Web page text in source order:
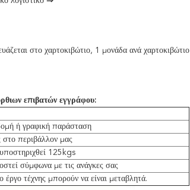
στο χαρτοκιβώτιο, 1 μονάδα ανά χαρτοκιβώτιο
επιβατών εγγράφου:
ή γραφική παράσταση
περιβάλλον μας
125kgs
σύμφωνα με τις ανάγκες σας
τέχνης μπορούν να είναι μεταβλητά.